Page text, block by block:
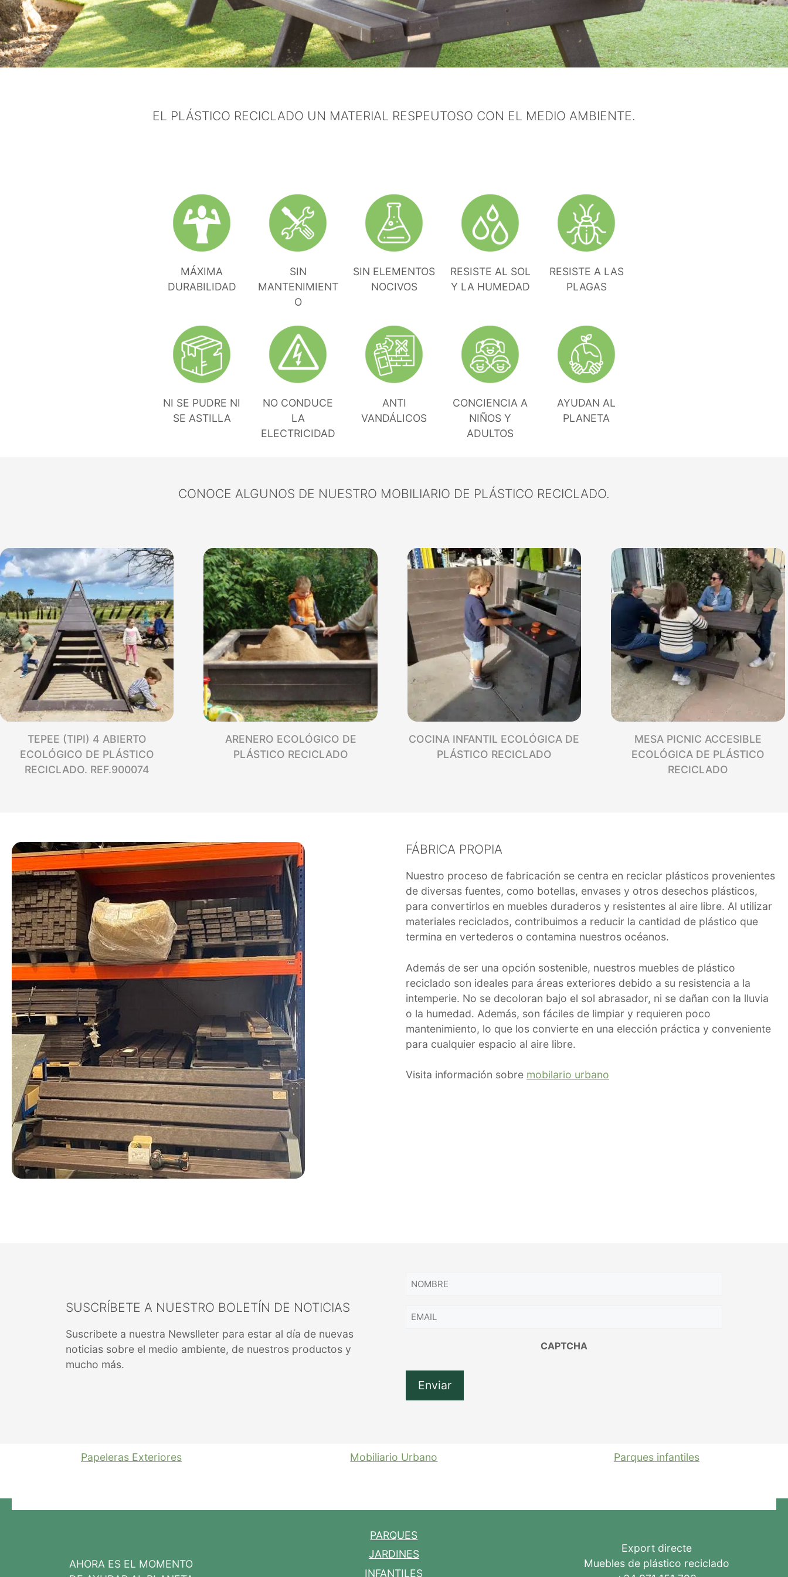
EL PLÁSTICO RECICLADO UN MATERIAL RESPEUTOSO CON EL MEDIO AMBIENTE.
MÁXIMA
DURABILIDAD
SIN
MANTENIMIENT
O
SIN ELEMENTOS
NOCIVOS
RESISTE AL SOL
Y LA HUMEDAD
RESISTE A LAS
PLAGAS
NI SE PUDRE NI
SE ASTILLA
NO CONDUCE
LA
ELECTRICIDAD
ANTI
VANDÁLICOS
CONCIENCIA A
NIÑOS Y
ADULTOS
AYUDAN AL
PLANETA
CONOCE ALGUNOS DE NUESTRO MOBILIARIO DE PLÁSTICO RECICLADO.
TEPEE (TIPI) 4 ABIERTO
ECOLÓGICO DE PLÁSTICO
RECICLADO. REF.900074
ARENERO ECOLÓGICO DE
PLÁSTICO RECICLADO
COCINA INFANTIL ECOLÓGICA DE
PLÁSTICO RECICLADO
MESA PICNIC ACCESIBLE
ECOLÓGICA DE PLÁSTICO
RECICLADO
FÁBRICA PROPIA
Nuestro proceso de fabricación se centra en reciclar plásticos provenientes
de diversas fuentes, como botellas, envases y otros desechos plásticos,
para convertirlos en muebles duraderos y resistentes al aire libre. Al utilizar
materiales reciclados, contribuimos a reducir la cantidad de plástico que
termina en vertederos o contamina nuestros océanos.
Además de ser una opción sostenible, nuestros muebles de plástico
reciclado son ideales para áreas exteriores debido a su resistencia a la
intemperie. No se decoloran bajo el sol abrasador, ni se dañan con la lluvia
o la humedad. Además, son fáciles de limpiar y requieren poco
mantenimiento, lo que los convierte en una elección práctica y conveniente
para cualquier espacio al aire libre.
Visita información sobre mobilario urbano
SUSCRÍBETE A NUESTRO BOLETÍN DE NOTICIAS
Suscribete a nuestra Newslleter para estar al día de nuevas
noticias sobre el medio ambiente, de nuestros productos y
mucho más.
CAPTCHA
Papeleras Exteriores Mobiliario Urbano Parques infantiles
AHORA ES EL MOMENTO
PARQUES
JARDINES
INFANTILES
Export directe
Muebles de plástico reciclado